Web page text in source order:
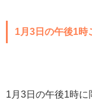
1月3日の午後1時
1月3日の午後1時に